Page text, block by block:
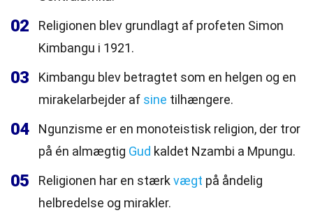
02
Religionen blev grundlagt af profeten Simon
Kimbangu i 1921.
03
Kimbangu blev betragtet som en helgen og en
mirakelarbejder af sine tilhængere.
04
Ngunzisme er en monoteistisk religion, der tror
på én almægtig Gud kaldet Nzambi a Mpungu.
05 Religionen har en stærkvægt på åndelig
helbredelse og mirakler.